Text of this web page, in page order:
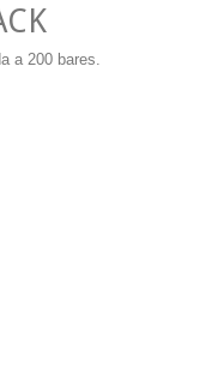
a 200 bares.